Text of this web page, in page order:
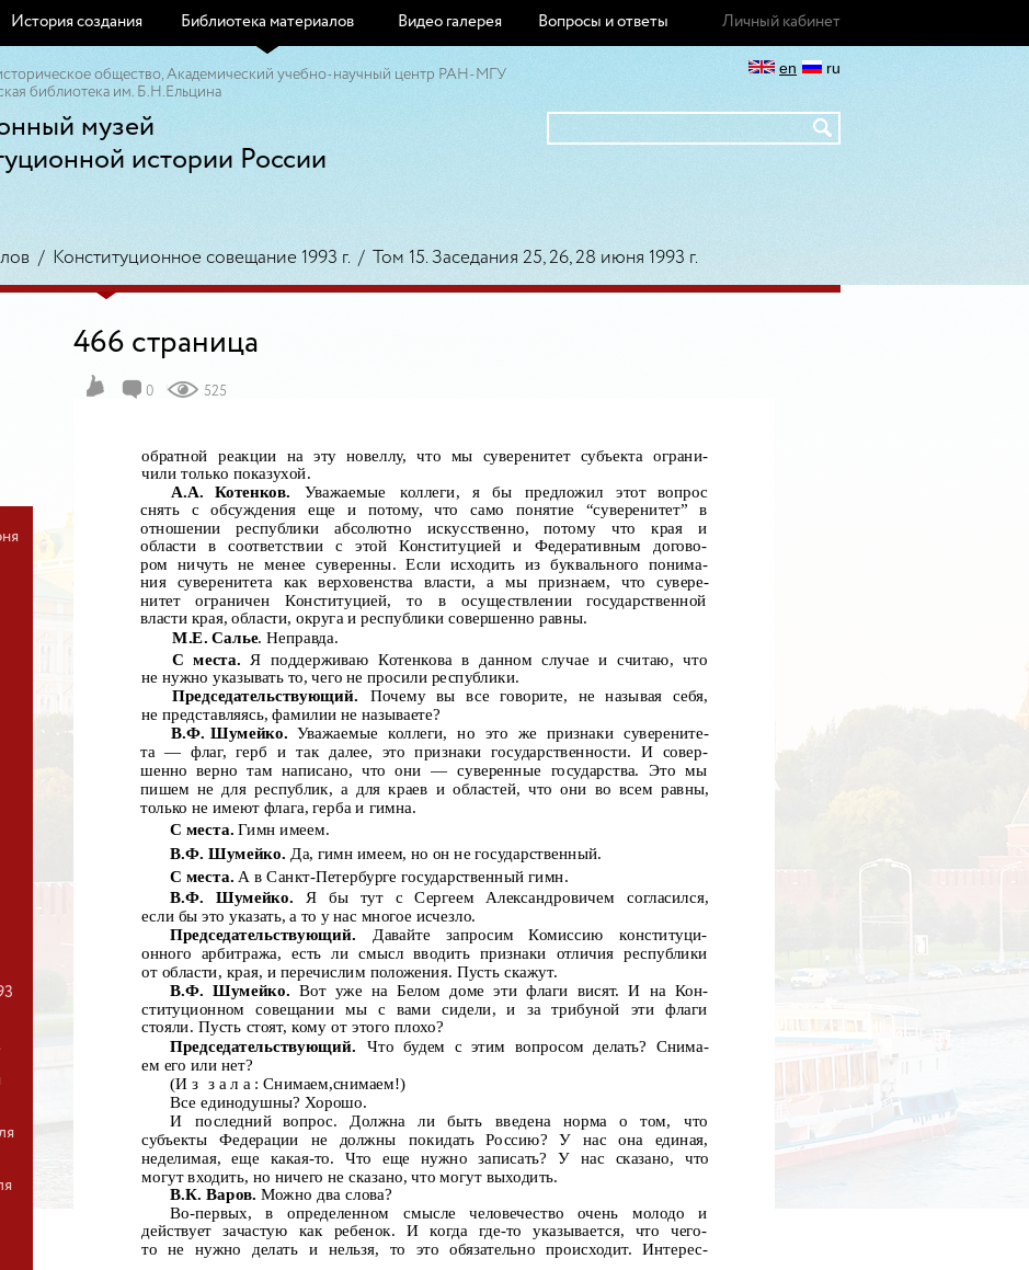
История создания Библиотека материалов Видео галерея Вопросы и ответы Личный кабинет
общество, Академический учебно-научный центр РАН-МГУ
библиотека им. Б.Н.Ельцина
музей
истории России
ru
en
/ Конституционное совещание 1993 г./ Том 15. Заседания 25, 26, 28 июня 1993 г.
466 страница
0 525
обратной реакции на эту новеллу, что мы суверенитет субъекта ограни-
чили только показухой.
А.А.
Котенков. Уважаемые коллеги, я бы предложил этот
вопрос
снять с обсуждения еще и потому, что само понятие “суверенитет” в
отношении
республики абсолютно искусственно, потому что края
и
области в
соответствии с этой Конституцией и Федеративным
догово-
ром ничуть не менее суверенны. Если исходить из буквального понима-
ния суверенитета как верховенства власти, а мы признаем, что сувере-
нитет
ограничен Конституцией, то в осуществлении
государственной
власти края, области, округа и республики совершенно равны.
М.Е. Салье. Неправда.
С места. Я поддерживаю Котенкова в данном случае и считаю, что
не нужно указывать то, чего не просили республики.
Председательствующий.
Почему вы все говорите, не называя себя,
не представляясь, фамилии не называете?
В.Ф. Шумейко. Уважаемые коллеги, но это же признаки суверените-
та — флаг, герб и так далее, это признаки государственности. И совер-
шенно верно там написано, что они — суверенные государства. Это мы
пишем не для республик, а для краев и областей, что они во всем равны,
только не имеют флага, герба и гимна.
С места. Гимн имеем.
В.Ф. Шумейко. Да, гимн имеем, но он не государственный.
С места. А в Санкт-Петербурге государственный гимн.
В.Ф. Шумейко.
Я бы тут с Сергеем
Александровичем согласился,
если бы это указать, а то у нас многое исчезло.
Председательствующий.
Давайте запросим Комиссию
конституци-
онного арбитража, есть ли смысл вводить признаки отличия республики
от области, края, и перечислим положения. Пусть скажут.
В.Ф. Шумейко. Вот уже на Белом доме эти флаги висят. И на Кон-
ституционном совещании мы с вами сидели, и за трибуной эти флаги
стояли. Пусть стоят, кому от этого плохо?
Председательствующий.
Что будем с этим вопросом делать? Снима-
ем его или нет?
(И з з а л а : Снимаем,снимаем!)
Все единодушны? Хорошо.
И
последний вопрос. Должна ли быть введена норма о том,
что
субъекты Федерации не должны
покидать Россию? У нас она единая,
неделимая, еще какая-то. Что еще нужно записать? У нас сказано, что
могут входить, но ничего не сказано, что могут выходить.
В.К. Варов. Можно два слова?
Во-первых,
в определенном смысле человечество очень молодо
и
действует зачастую как ребенок. И когда где-то указывается, что чего-
то не нужно делать и нельзя, то это обязательно происходит. Интерес-